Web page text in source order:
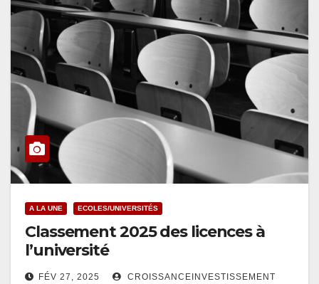
A LA UNE ECOLES/UNIVERSITÉS
Classement 2025 des licences à
l’université
FÉV 27, 2025 CROISSANCEINVESTISSEMENT